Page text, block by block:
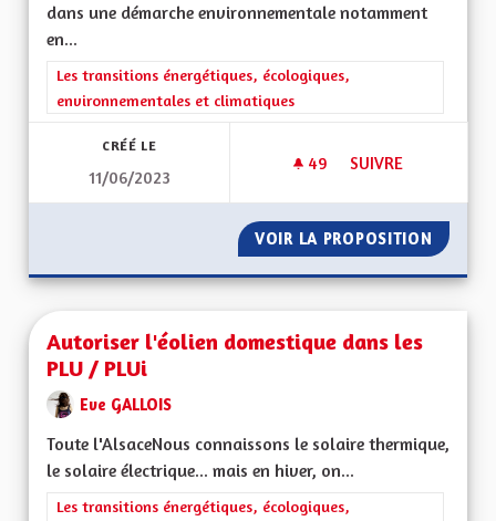
dans une démarche environnementale notamment
en...
Filtrer les résultats de la catégorie : Les transitions
Les transitions énergétiques, écologiques,
environnementales et climatiques
CRÉÉ LE
11/06/2023
49 49 ABONNÉS
SUIVRE
VOIR LA PROPOSITION
Autoriser l'éolien domestique dans les
PLU / PLUi
Eve GALLOIS
Toute l'AlsaceNous connaissons le solaire thermique,
le solaire électrique... mais en hiver, on...
Filtrer les résultats de la catégorie : Les transitions
Les transitions énergétiques, écologiques,